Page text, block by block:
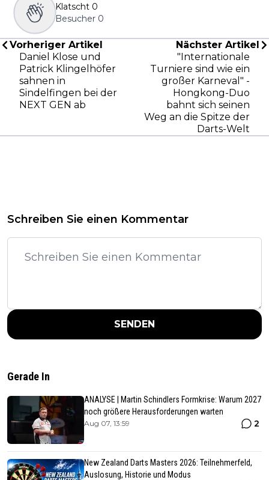
Klatscht 0
Besucher 0
Vorheriger Artikel
Daniel Klose und
Patrick Klingelhöfer
sahnen in
Sindelfingen bei der
NEXT GEN ab
Nächster Artikel
"Internationale
Turniere sind wie ein
großer Karneval" -
Hongkong-Duo
bahnt sich seinen
Weg an die Spitze der
Darts-Welt
Schreiben Sie einen Kommentar
SENDEN
Gerade In
ANALYSE | Martin Schindlers Formkrise: Warum 2027
noch größere Herausforderungen warten
Aug 07, 13:59 2
New Zealand Darts Masters 2026: Teilnehmerfeld,
Auslosung, Historie und Modus